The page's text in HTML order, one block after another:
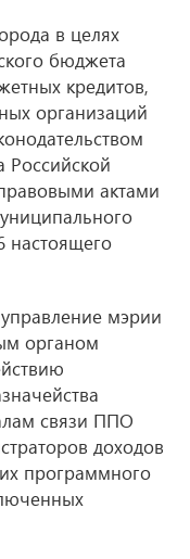
в целях
бюджета
кредитов,
организаций
Российской
актами
настоящего
мэрии
органом
связи ППО
доходов
программного